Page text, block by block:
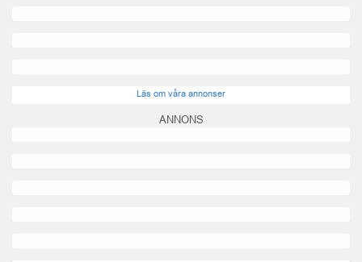
Läs om våra annonser
ANNONS